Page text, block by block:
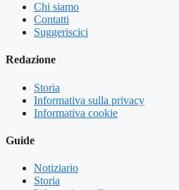
Chi siamo
Contatti
Suggeriscici
Redazione
Storia
Informativa sulla privacy
Informativa cookie
Guide
Notiziario
Storia